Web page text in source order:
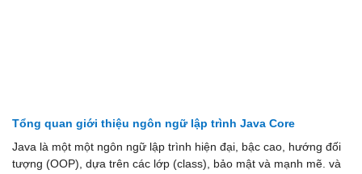
Tổng quan giới thiệu ngôn ngữ lập trình Java Core
Java là một một ngôn ngữ lập trình hiện đại, bậc cao, hướng đối
tượng (OOP), dựa trên các lớp (class), bảo mật và mạnh mẽ. và